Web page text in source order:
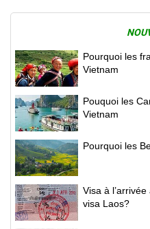
Pourquoi les
Vietnam
Pouquoi les
Vietnam
Pourquoi les
Visa à
visa Laos?